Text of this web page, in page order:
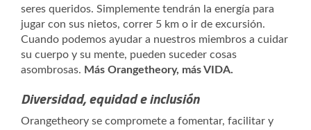
seres queridos. Simplemente tendrán la energía para
jugar con sus nietos, correr 5 km o ir de excursión.
Cuando podemos ayudar a nuestros miembros a cuidar
su cuerpo y su mente, pueden suceder cosas
asombrosas. Más Orangetheory, más VIDA.
Diversidad, equidad e inclusión
Orangetheory se compromete a fomentar, facilitar y